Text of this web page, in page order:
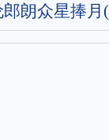
朗众星捧月